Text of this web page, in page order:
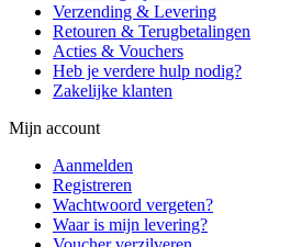
Verzending & Levering
Retouren & Terugbetalingen
Acties & Vouchers
Heb je verdere hulp nodig?
Zakelijke klanten
Mijn account
Aanmelden
Registreren
Wachtwoord vergeten?
Waar is mijn levering?